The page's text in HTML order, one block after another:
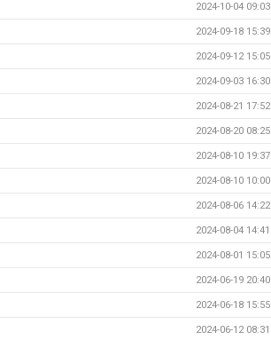
2024-10-04 09:03
2024-09-18 15:39
2024-09-12 15:05
2024-09-03 16:30
2024-08-21 17:52
2024-08-20 08:25
2024-08-10 19:37
2024-08-10 10:00
2024-08-06 14:22
2024-08-04 14:41
2024-08-01 15:05
2024-06-19 20:40
2024-06-18 15:55
2024-06-12 08:31